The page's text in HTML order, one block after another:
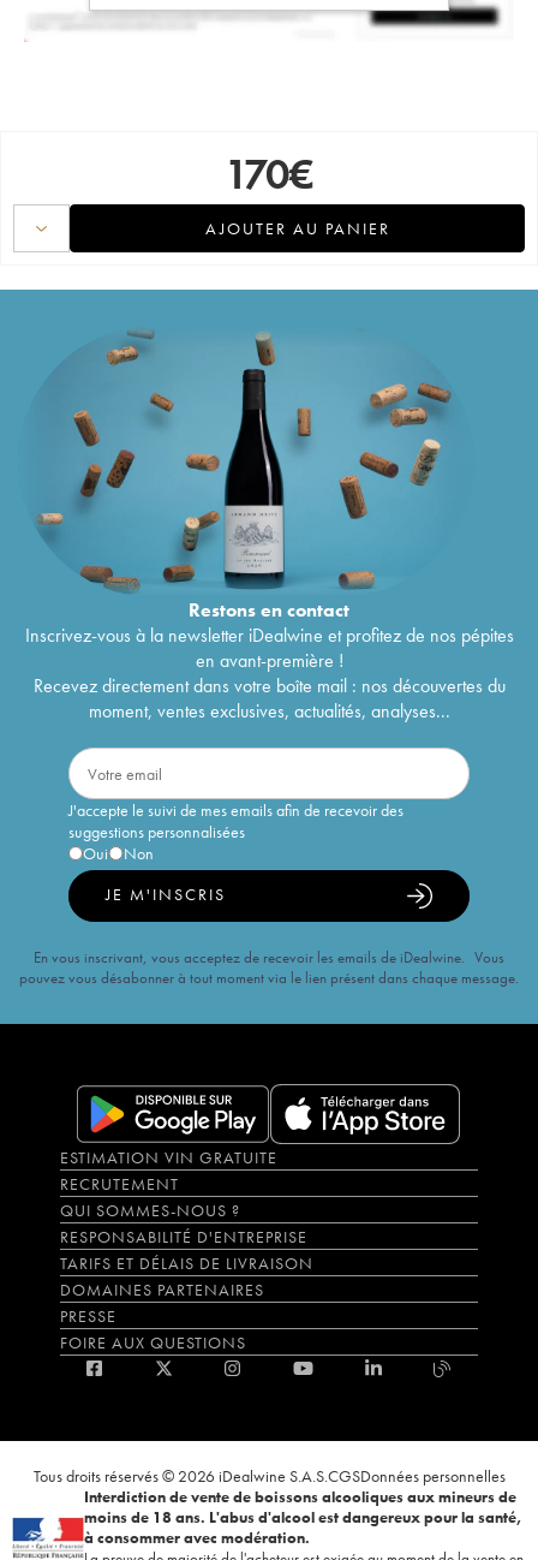
170€
AJOUTER AU PANIER
Restons encontact
Inscrivez-vous à la newsletter iDealwine et profitez de nos pépites
en avant-première !
Recevez directement dans votre boîte mail : nos découvertes du
moment, ventes exclusives, actualités, analyses...
J'accepte le suivi de mes emails afin de recevoir des
suggestions personnalisées
Oui
Non
JE M'INSCRIS
En vous inscrivant, vous acceptez de recevoir les emails de iDealwine. Vous
pouvez vous désabonner à tout moment via le lien présent dans chaque message.
ESTIMATION VIN GRATUITE
RECRUTEMENT
QUI SOMMES-NOUS ?
RESPONSABILITÉ D'ENTREPRISE
TARIFS ET DÉLAIS DE LIVRAISON
DOMAINES PARTENAIRES
PRESSE
FOIRE AUX QUESTIONS
Tous droits réservés © 2026 iDealwine S.A.S.CGSDonnées personnelles
Interdiction de vente de boissons alcooliques aux mineurs de
moins de 18 ans. L'abus d'alcool est dangereux pour la santé,
à consommer avec modération.